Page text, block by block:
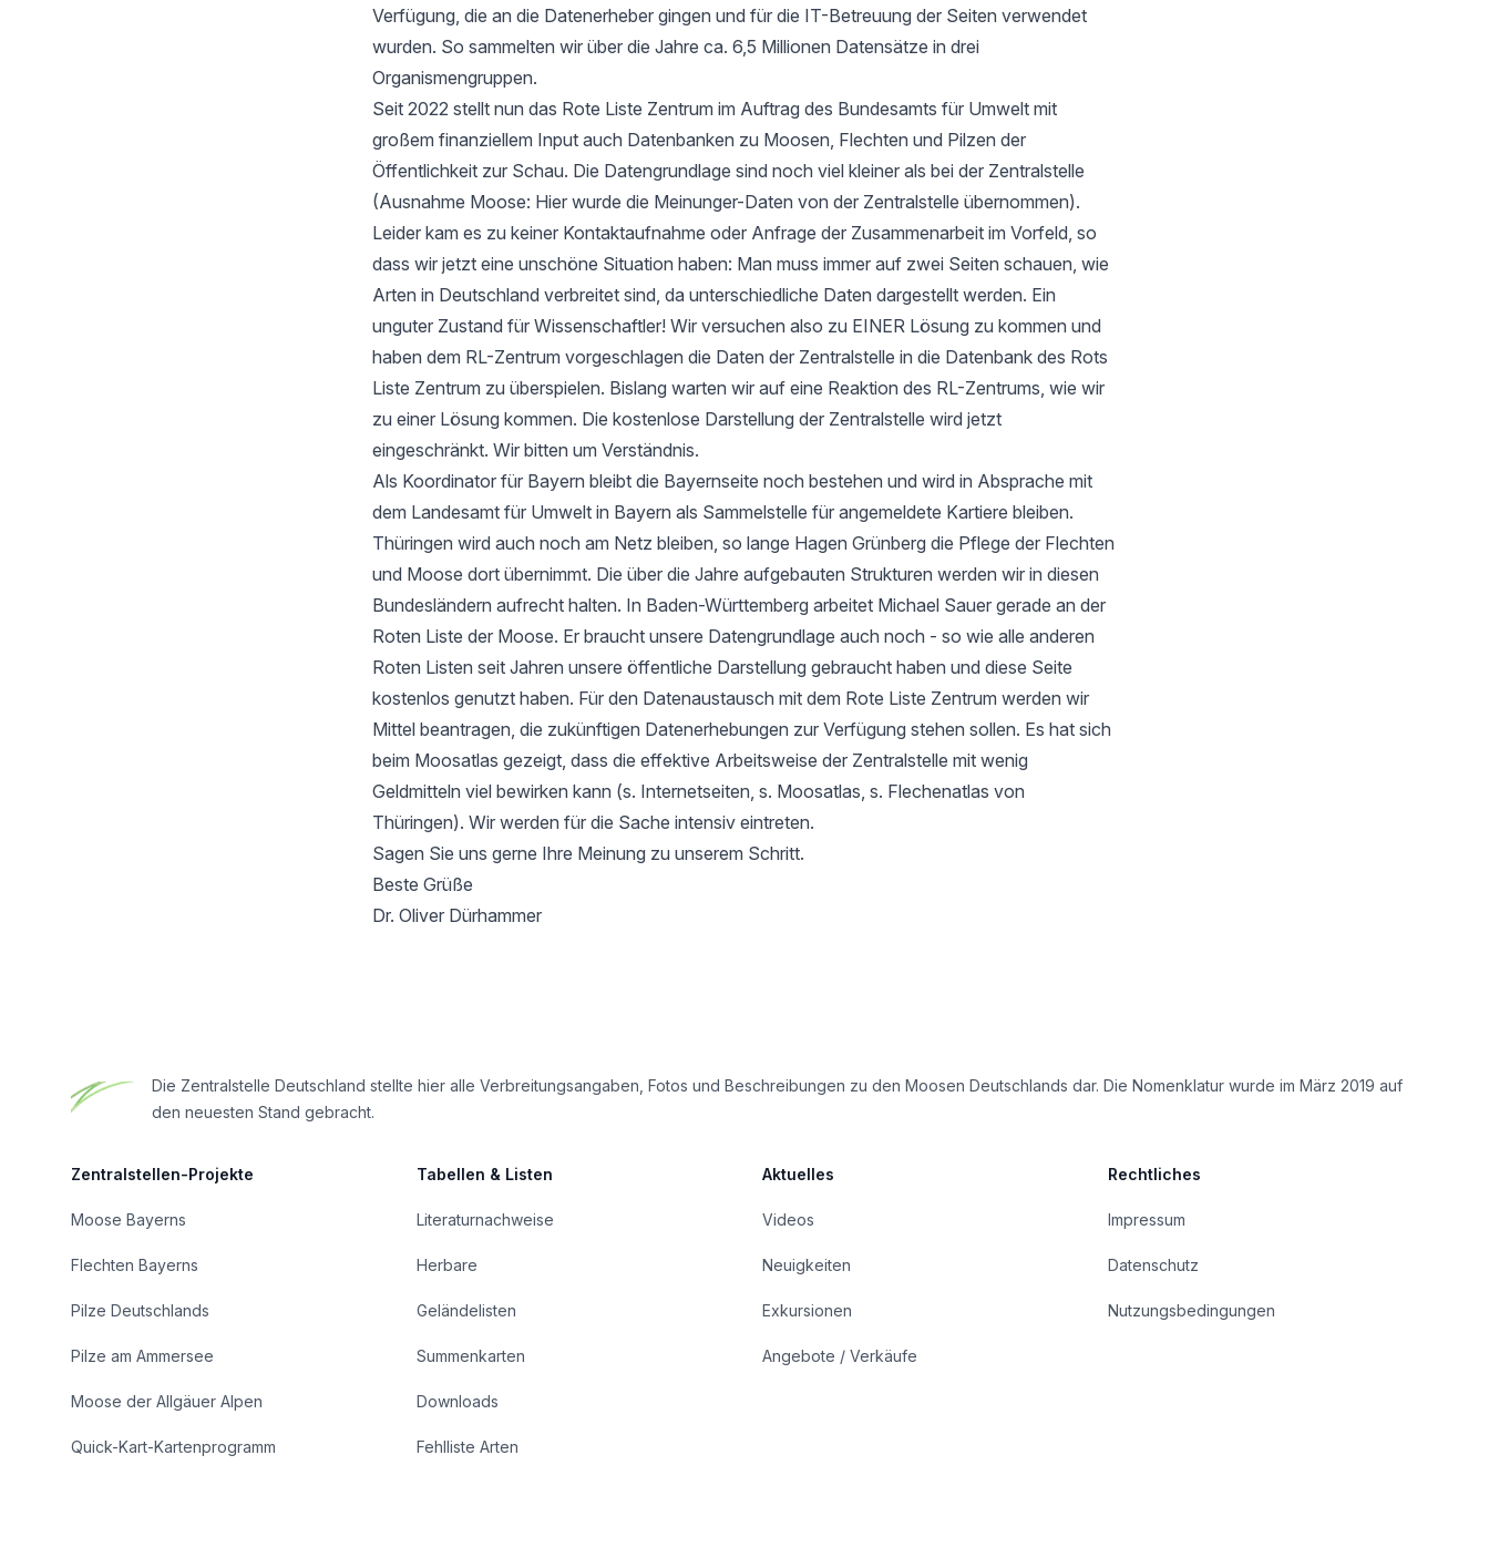
Verfügung, die an die Datenerheber gingen und für die IT-Betreuung der Seiten verwendet
wurden. So sammelten wir über die Jahre ca. 6,5 Millionen Datensätze in drei
Organismengruppen.
Seit 2022 stellt nun das Rote Liste Zentrum im Auftrag des Bundesamts für Umwelt mit
großem finanziellem Input auch Datenbanken zu Moosen, Flechten und Pilzen der
Öffentlichkeit zur Schau. Die Datengrundlage sind noch viel kleiner als bei der Zentralstelle
(Ausnahme Moose: Hier wurde die Meinunger-Daten von der Zentralstelle übernommen).
Leider kam es zu keiner Kontaktaufnahme oder Anfrage der Zusammenarbeit im Vorfeld, so
dass wir jetzt eine unschöne Situation haben: Man muss immer auf zwei Seiten schauen, wie
Arten in Deutschland verbreitet sind, da unterschiedliche Daten dargestellt werden. Ein
unguter Zustand für Wissenschaftler! Wir versuchen also zu EINER Lösung zu kommen und
haben dem RL-Zentrum vorgeschlagen die Daten der Zentralstelle in die Datenbank des Rots
Liste Zentrum zu überspielen. Bislang warten wir auf eine Reaktion des RL-Zentrums, wie wir
zu einer Lösung kommen. Die kostenlose Darstellung der Zentralstelle wird jetzt
eingeschränkt. Wir bitten um Verständnis.
Als Koordinator für Bayern bleibt die Bayernseite noch bestehen und wird in Absprache mit
dem Landesamt für Umwelt in Bayern als Sammelstelle für angemeldete Kartiere bleiben.
Thüringen wird auch noch am Netz bleiben, so lange Hagen Grünberg die Pflege der Flechten
und Moose dort übernimmt. Die über die Jahre aufgebauten Strukturen werden wir in diesen
Bundesländern aufrecht halten. In Baden-Württemberg arbeitet Michael Sauer gerade an der
Roten Liste der Moose. Er braucht unsere Datengrundlage auch noch - so wie alle anderen
Roten Listen seit Jahren unsere öffentliche Darstellung gebraucht haben und diese Seite
kostenlos genutzt haben. Für den Datenaustausch mit dem Rote Liste Zentrum werden wir
Mittel beantragen, die zukünftigen Datenerhebungen zur Verfügung stehen sollen. Es hat sich
beim Moosatlas gezeigt, dass die effektive Arbeitsweise der Zentralstelle mit wenig
Geldmitteln viel bewirken kann (s. Internetseiten, s. Moosatlas, s. Flechenatlas von
Thüringen). Wir werden für die Sache intensiv eintreten.
Sagen Sie uns gerne Ihre Meinung zu unserem Schritt.
Beste Grüße
Dr. Oliver Dürhammer
Die Zentralstelle Deutschland stellte hier alle Verbreitungsangaben, Fotos und Beschreibungen zu den Moosen Deutschlands dar. Die Nomenklatur wurde im März 2019 auf
den neuesten Stand gebracht.
Zentralstellen-Projekte
Moose Bayerns
Flechten Bayerns
Pilze Deutschlands
Pilze am Ammersee
Moose der Allgäuer Alpen
Quick-Kart-Kartenprogramm
Tabellen & Listen
Literaturnachweise
Herbare
Geländelisten
Summenkarten
Downloads
Fehlliste Arten
Aktuelles
Videos
Neuigkeiten
Exkursionen
Angebote / Verkäufe
Rechtliches
Impressum
Datenschutz
Nutzungsbedingungen